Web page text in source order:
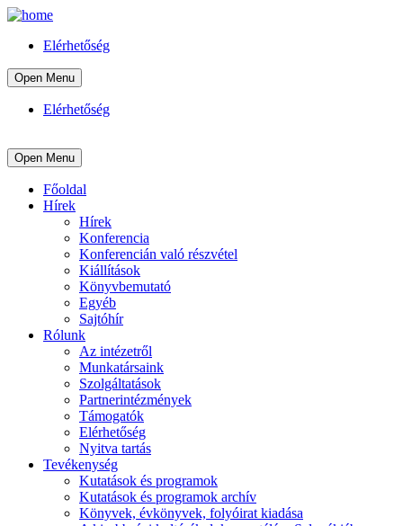
Elérhetőség
Open Menu
Elérhetőség
Open Menu
Főoldal
Hírek
Hírek
Konferencia
Konferencián való részvétel
Kiállítások
Könyvbemutató
Egyéb
Sajtóhír
Rólunk
Az intézetről
Munkatársaink
Szolgáltatások
Partnerintézmények
Támogatók
Elérhetőség
Nyitva tartás
Tevékenység
Kutatások és programok
Kutatások és programok archív
Könyvek, évkönyvek, folyóirat kiadása